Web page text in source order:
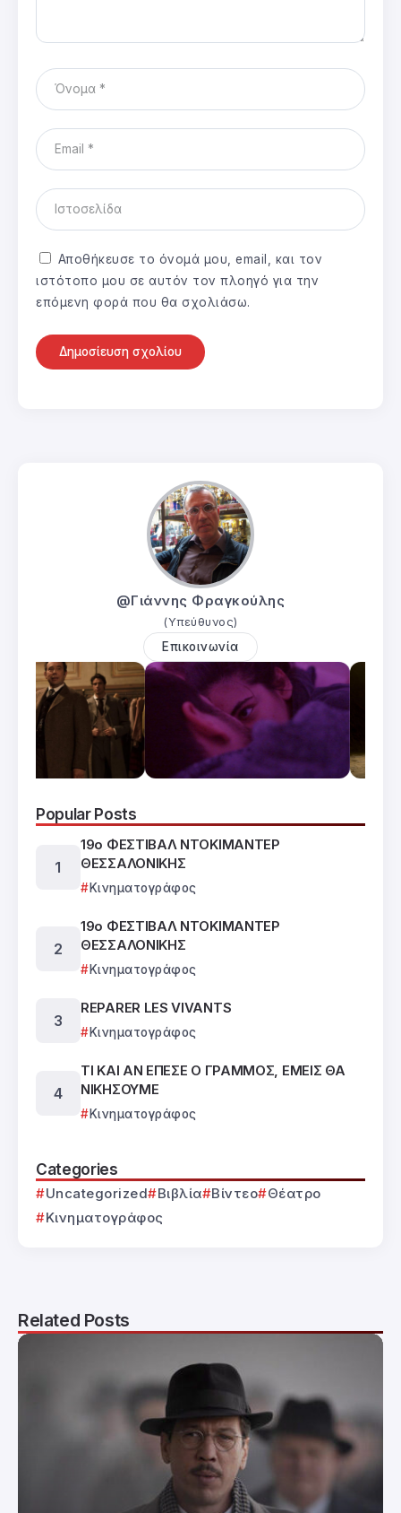
Αποθήκευσε το όνομά μου, email, και τον
ιστότοπο μου σε αυτόν τον πλοηγό για την
επόμενη φορά που θα σχολιάσω.
@Γιάννης Φραγκούλης
(Υπεύθυνος)
Επικοινωνία
Popular Posts
19ο ΦΕΣΤΙΒΑΛ ΝΤΟΚΙΜΑΝΤΕΡ
ΘΕΣΣΑΛΟΝΙΚΗΣ
Κινηματογράφος
19ο ΦΕΣΤΙΒΑΛ ΝΤΟΚΙΜΑΝΤΕΡ
ΘΕΣΣΑΛΟΝΙΚΗΣ
Κινηματογράφος
REPARER LES VIVANTS
Κινηματογράφος
ΤΙ ΚΑΙ ΑΝ ΕΠΕΣΕ Ο ΓΡΑΜΜΟΣ, ΕΜΕΙΣ ΘΑ
ΝΙΚΗΣΟΥΜΕ
Κινηματογράφος
Categories
Uncategorized Βιβλία Βίντεο
Θέατρο
Κινηματογράφος
Related Posts